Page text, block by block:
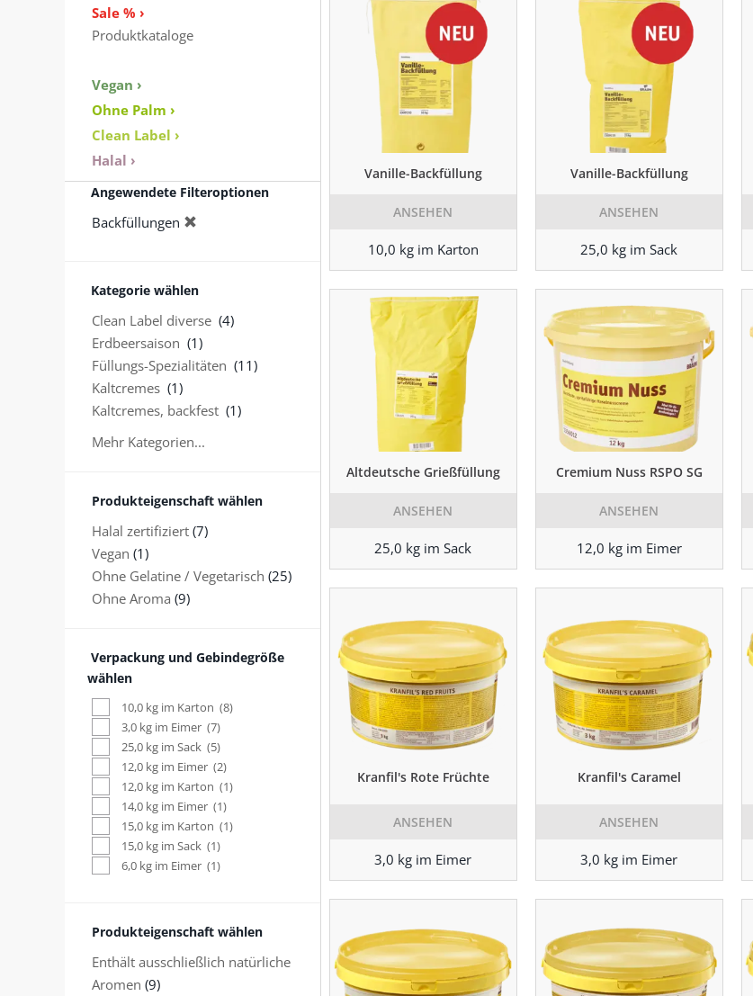
Sale % ›
Produktkataloge
Vegan ›
Ohne Palm ›
Clean Label ›
Halal ›
Angewendete Filteroptionen
Backfüllungen
Kategorie wählen
Clean Label diverse (4)
Erdbeersaison (1)
Füllungs-Spezialitäten (11)
Kaltcremes (1)
Kaltcremes, backfest (1)
Mehr Kategorien...
Produkteigenschaft wählen
Halal zertifiziert (7)
Vegan (1)
Ohne Gelatine / Vegetarisch (25)
Ohne Aroma (9)
Verpackung und Gebindegröße
wählen
10,0 kg im Karton (8)
3,0 kg im Eimer (7)
25,0 kg im Sack (5)
12,0 kg im Eimer (2)
12,0 kg im Karton (1)
14,0 kg im Eimer (1)
15,0 kg im Karton (1)
15,0 kg im Sack (1)
6,0 kg im Eimer (1)
Produkteigenschaft wählen
Enthält ausschließlich natürliche
Aromen (9)
Vanille-Backfüllung
ANSEHEN
10,0 kg im Karton
Vanille-Backfüllung
ANSEHEN
25,0 kg im Sack
Altdeutsche Grießfüllung
ANSEHEN
25,0 kg im Sack
Cremium Nuss RSPO SG
ANSEHEN
12,0 kg im Eimer
Kranfil's Rote Früchte
ANSEHEN
3,0 kg im Eimer
Kranfil's Caramel
ANSEHEN
3,0 kg im Eimer